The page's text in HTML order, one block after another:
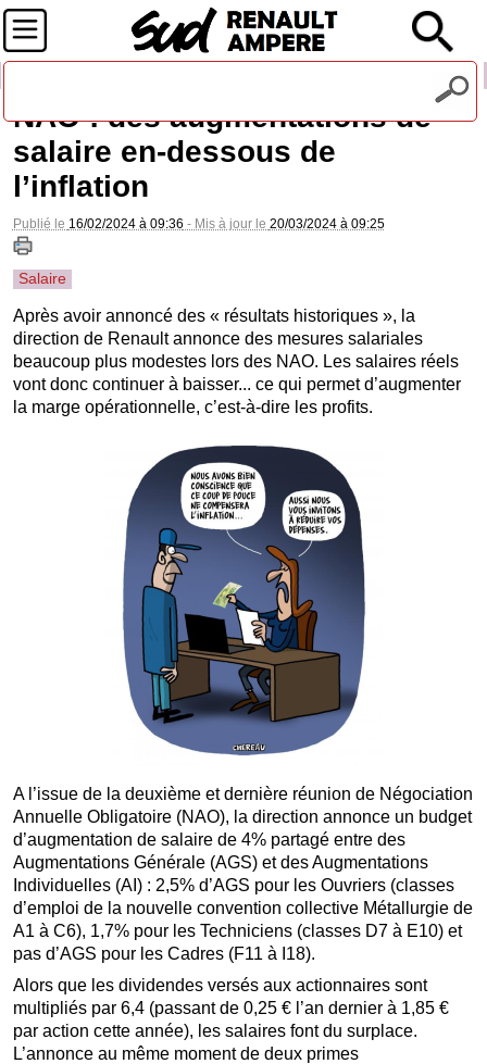
NAO : des augmentations de
salaire en-dessous de
l’inflation
Publié le 16/02/2024 à 09:36 - Mis à jour le 20/03/2024 à 09:25
Salaire
Après avoir annoncé des « résultats historiques », la
direction de Renault annonce des mesures salariales
beaucoup plus modestes lors des NAO. Les salaires réels
vont donc continuer à baisser... ce qui permet d’augmenter
la marge opérationnelle, c’est-à-dire les profits.
A l’issue de la deuxième et dernière réunion de Négociation
Annuelle Obligatoire (NAO), la direction annonce un budget
d’augmentation de salaire de 4% partagé entre des
Augmentations Générale (AGS) et des Augmentations
Individuelles (AI) : 2,5% d’AGS pour les Ouvriers (classes
d’emploi de la nouvelle convention collective Métallurgie de
A1 à C6), 1,7% pour les Techniciens (classes D7 à E10) et
pas d’AGS pour les Cadres (F11 à I18).
Alors que les dividendes versés aux actionnaires sont
multipliés par 6,4 (passant de 0,25 € l’an dernier à 1,85 €
par action cette année), les salaires font du surplace.
L’annonce au même moment de deux primes